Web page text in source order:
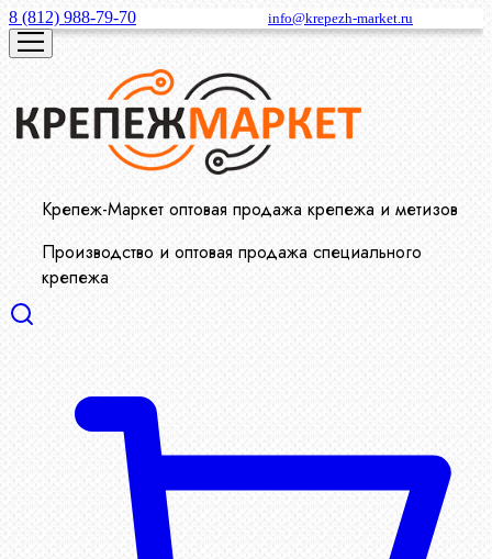
8 (812) 988-79-70 info@krepezh-market.ru
Крепеж-Маркет оптовая продажа крепежа и метизов
Производство и оптовая продажа специального
крепежа